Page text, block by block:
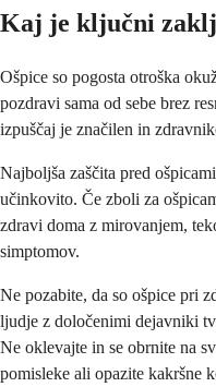
Kaj je ključni
Ošpice so pogosta otroška
pozdravi sama od sebe brez
izpuščaj je značilen in
Najboljša zaščita pred
učinkovito. Če zboli za
zdravi doma z mirovanjem,
simptomov.
Ne pozabite, da so ošpice pri
ljudje z določenimi dejavniki
Ne oklevajte in se obrnite na
pomisleke ali opazite kakršne